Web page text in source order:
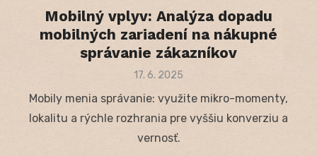
Mobilný vplyv: Analýza dopadu
mobilných zariadení na nákupné
správanie zákazníkov
Posted
17. 6. 2025
Mobily menia správanie: využite mikro-momenty,
lokalitu a rýchle rozhrania pre vyššiu konverziu a
vernosť.